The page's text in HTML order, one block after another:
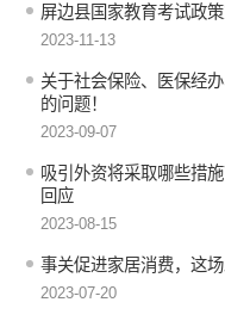
屏边县国家教育考试政
2023-11-13
关于社会保险、医保经
的问题！
2023-09-07
吸引外资将采取哪些措
回应
2023-08-15
事关促进家居消费，这
2023-07-20